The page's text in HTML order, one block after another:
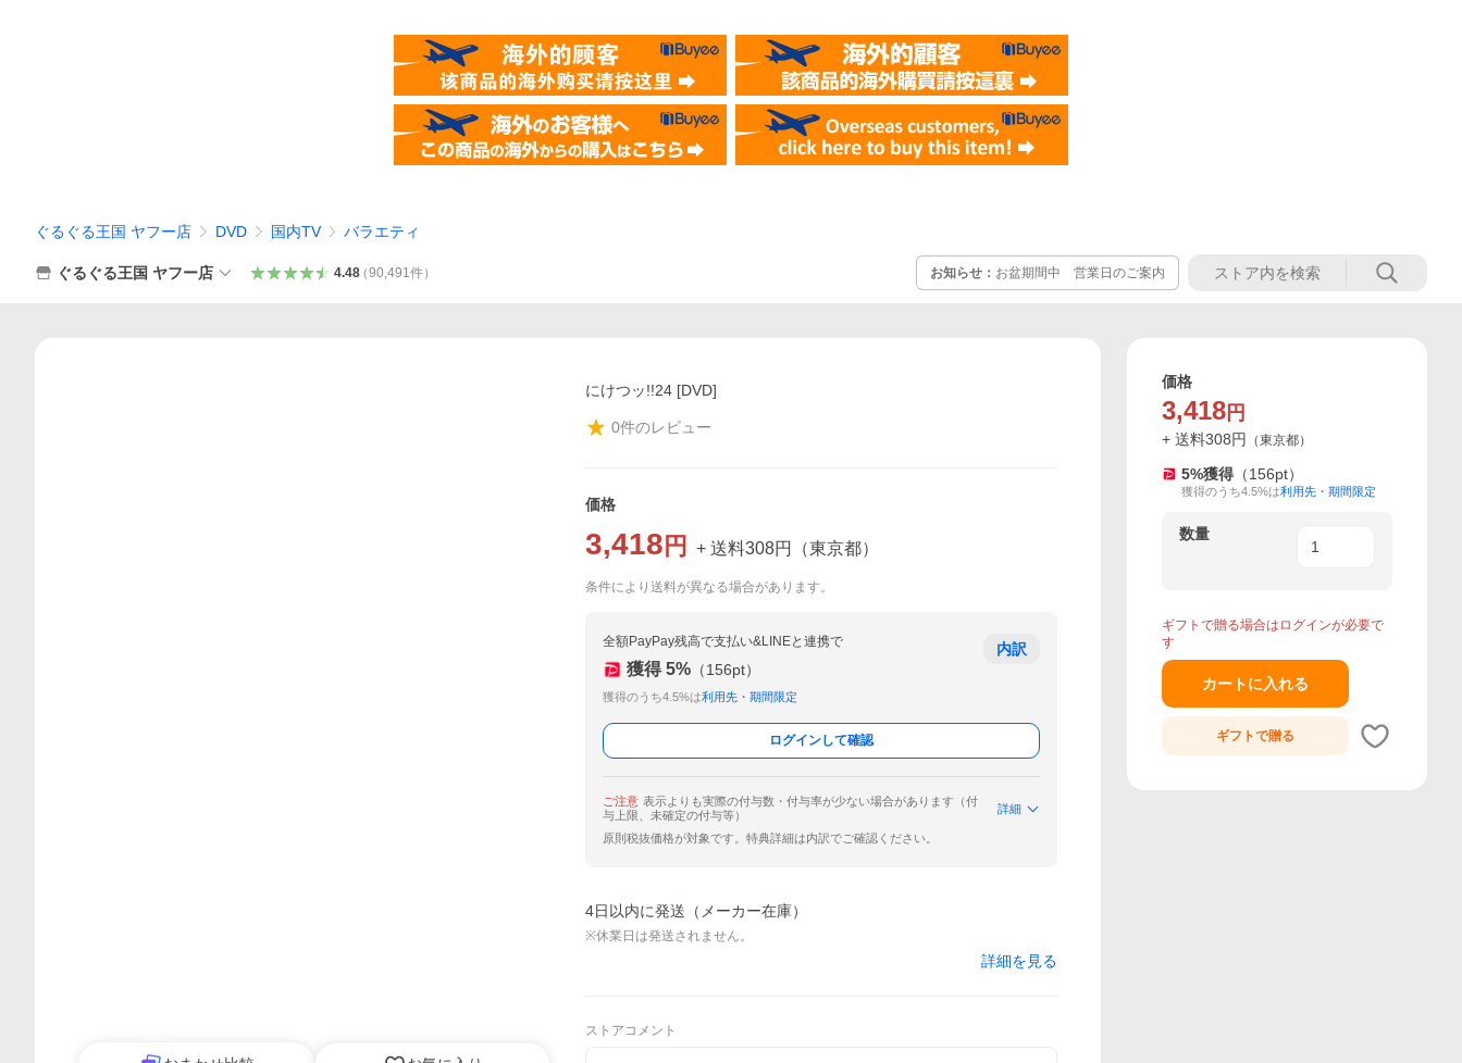
ぐるぐる王国 ヤフー店 DVD 国内TV バラエティ
ぐるぐる王国 ヤフー店 4.48（90,491件） お知らせ： お盆期間中 営業日のご案内
にけつッ!!24 [DVD]
0件のレビュー
価格
3,418 円 + 送料308円 （東京都）
条件により送料が異なる場合があります。
全額PayPay残高で支払い&LINEと連携で
獲得 5% （156pt）
獲得のうち4.5%は利用先・期間限定
内訳
ログインして確認
ご注意 表示よりも実際の付与数・付与率が少ない場合があります（付
与上限、未確定の付与等）
詳細
原則税抜価格が対象です。特典詳細は内訳でご確認ください。
4日以内に発送（メーカー在庫）
※休業日は発送されません。
詳細を見る
ストアコメント
価格
3,418 円
+ 送料308円 （東京都）
5%獲得 （156pt）
獲得のうち4.5%は利用先・期間限定
数量
ギフトで贈る場合はログインが必要で
す
カートに入れる
ギフトで贈る